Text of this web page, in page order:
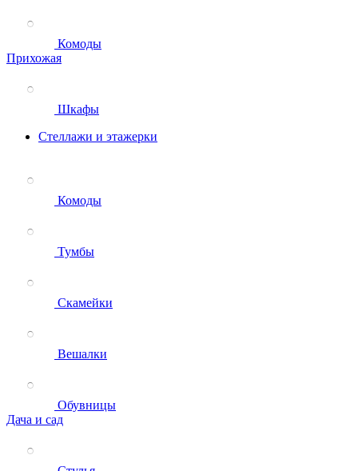
Комоды
Прихожая
Шкафы
Стеллажи и этажерки
Комоды
Тумбы
Скамейки
Вешалки
Обувницы
Дача и сад